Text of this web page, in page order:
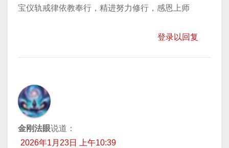
宝仪轨戒律依教奉行，精进努力修行，感恩上师
登录以回复
金刚法眼说道：
2026年1月23日 上午10:39